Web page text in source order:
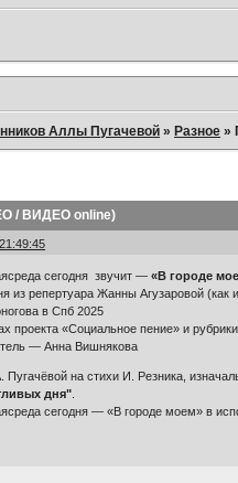
Аллы Пугачевой »Разное »
/ ВИДЕО online)
сегодня звучит —«В городе
из репертуара Жанны Агузаровой
в Спб 2025
проекта «Социальное пение» и
— Анна Вишнякова
Пугачёвой на стихи И. Резника,
дня"
сегодня — «В городе моем» в